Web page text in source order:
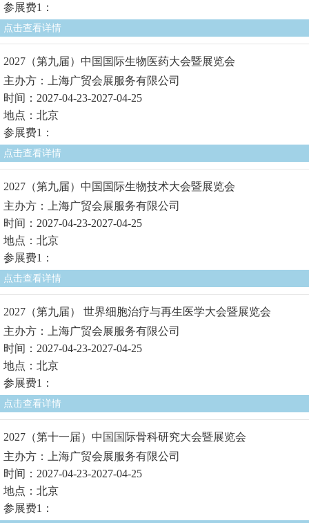
参展费1：
点击查看详情
2027（第九届）中国国际生物医药大会暨展览会
主办方：上海广贸会展服务有限公司
时间：2027-04-23-2027-04-25
地点：北京
参展费1：
点击查看详情
2027（第九届）中国国际生物技术大会暨展览会
主办方：上海广贸会展服务有限公司
时间：2027-04-23-2027-04-25
地点：北京
参展费1：
点击查看详情
2027（第九届） 世界细胞治疗与再生医学大会暨展览会
主办方：上海广贸会展服务有限公司
时间：2027-04-23-2027-04-25
地点：北京
参展费1：
点击查看详情
2027（第十一届）中国国际骨科研究大会暨展览会
主办方：上海广贸会展服务有限公司
时间：2027-04-23-2027-04-25
地点：北京
参展费1：